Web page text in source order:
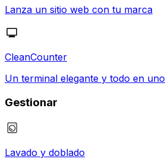
Lanza un sitio web con tu marca
CleanCounter
Un terminal elegante y todo en uno
Gestionar
Lavado y doblado